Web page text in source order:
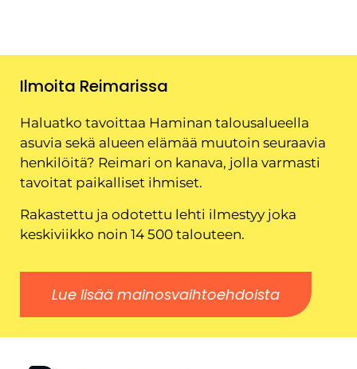
Ilmoita Reimarissa
Haluatko tavoittaa Haminan talousalueella
asuvia sekä alueen elämää muutoin seuraavia
henkilöitä? Reimari on kanava, jolla varmasti
tavoitat paikalliset ihmiset.
Rakastettu ja odotettu lehti ilmestyy joka
keskiviikko noin 14 500 talouteen.
Lue lisää mainosvaihtoehdoista